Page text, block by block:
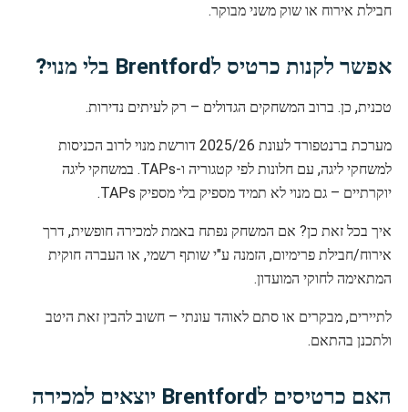
חבילת אירוח או שוק משני מבוקר.
אפשר לקנות כרטיס לBrentford בלי מנוי?
טכנית, כן. ברוב המשחקים הגדולים – רק לעיתים נדירות.
מערכת ברנטפורד לעונת 2025/26 דורשת מנוי לרוב הכניסות
למשחקי ליגה, עם חלונות לפי קטגוריה ו-TAPs. במשחקי ליגה
יוקרתיים – גם מנוי לא תמיד מספיק בלי מספיק TAPs.
איך בכל זאת כן? אם המשחק נפתח באמת למכירה חופשית, דרך
אירוח/חבילת פרימיום, הזמנה ע"י שותף רשמי, או העברה חוקית
המתאימה לחוקי המועדון.
לתיירים, מבקרים או סתם לאוהד עונתי – חשוב להבין זאת היטב
ולתכנן בהתאם.
האם כרטיסים לBrentford יוצאים למכירה